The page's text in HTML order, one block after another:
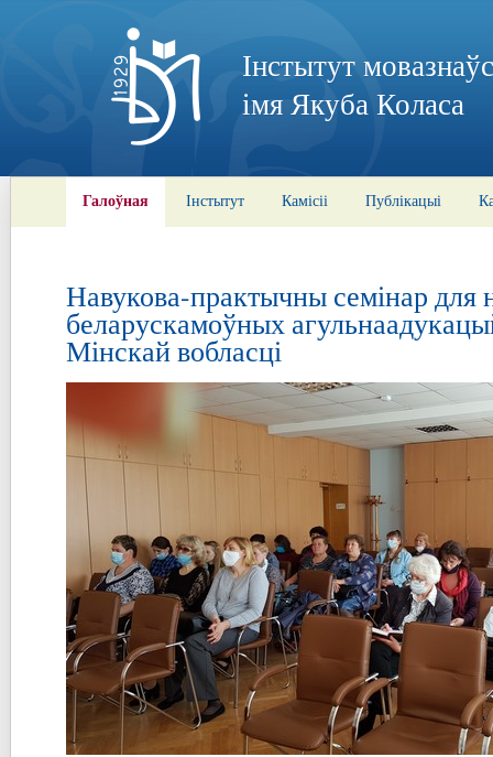
Інстытут
імя Якуба Коласа
Галоўная Інстытут Камісіі Публікацыі
Навукова-практычны семінар для
беларускамоўных
Мінскай вобласці